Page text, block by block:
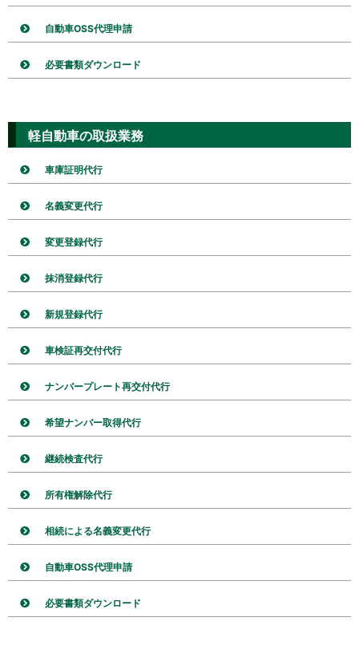
自動車OSS代理申請
必要書類ダウンロード
軽自動車の取扱業務
車庫証明代行
名義変更代行
変更登録代行
抹消登録代行
新規登録代行
車検証再交付代行
ナンバープレート再交付代行
希望ナンバー取得代行
継続検査代行
所有権解除代行
相続による名義変更代行
自動車OSS代理申請
必要書類ダウンロード